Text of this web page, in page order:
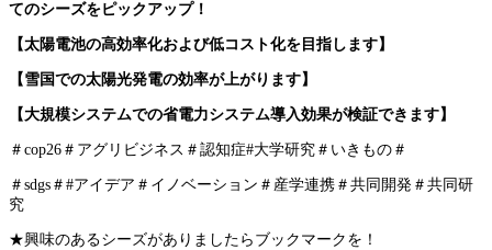
てのシーズをピックアップ！
【太陽電池の高効率化および低コスト化を目指します】
【雪国での太陽光発電の効率が上がります】
【大規模システムでの省電力システム導入効果が検証できます】
＃cop26＃アグリビジネス＃認知症#大学研究＃いきもの＃
＃sdgs＃#アイデア＃イノベーション＃産学連携＃共同開発＃共同研
究
★興味のあるシーズがありましたらブックマークを！